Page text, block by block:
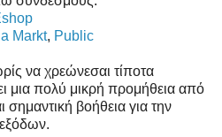
Markt, Public
να χρεώνεσαι τίποτα
μια πολύ μικρή προμήθεια από
σημαντική βοήθεια για την